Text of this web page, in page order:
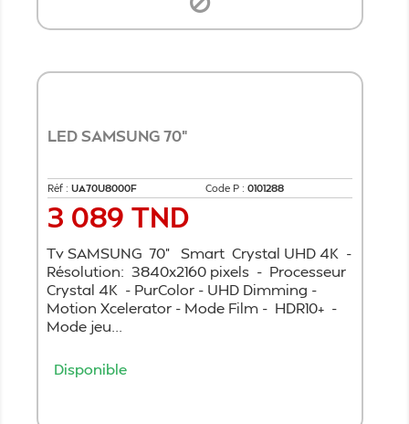
LED SAMSUNG 70"
Réf : UA70U8000F Code P : 0101288
Prix
3 089 TND
Tv SAMSUNG 70" Smart Crystal UHD 4K -
Résolution: 3840x2160 pixels - Processeur
Crystal 4K - PurColor - UHD Dimming -
Motion Xcelerator - Mode Film - HDR10+ -
Mode jeu...
Disponible